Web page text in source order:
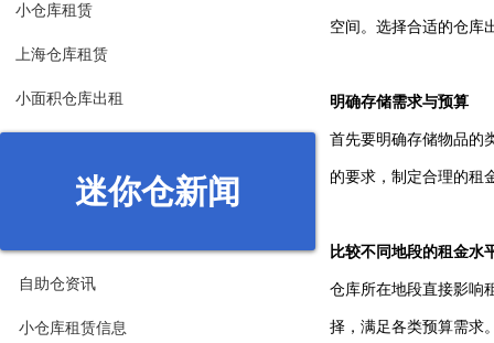
空间。选择合适的仓库
明确存储需求与预算
首先要明确存储物品的
的要求，制定合理的租
比较不同地段的租金水
仓库所在地段直接影响
择，满足各类预算需求
小仓库租赁
上海仓库租赁
小面积仓库出租
迷你仓新闻
自助仓资讯
小仓库租赁信息